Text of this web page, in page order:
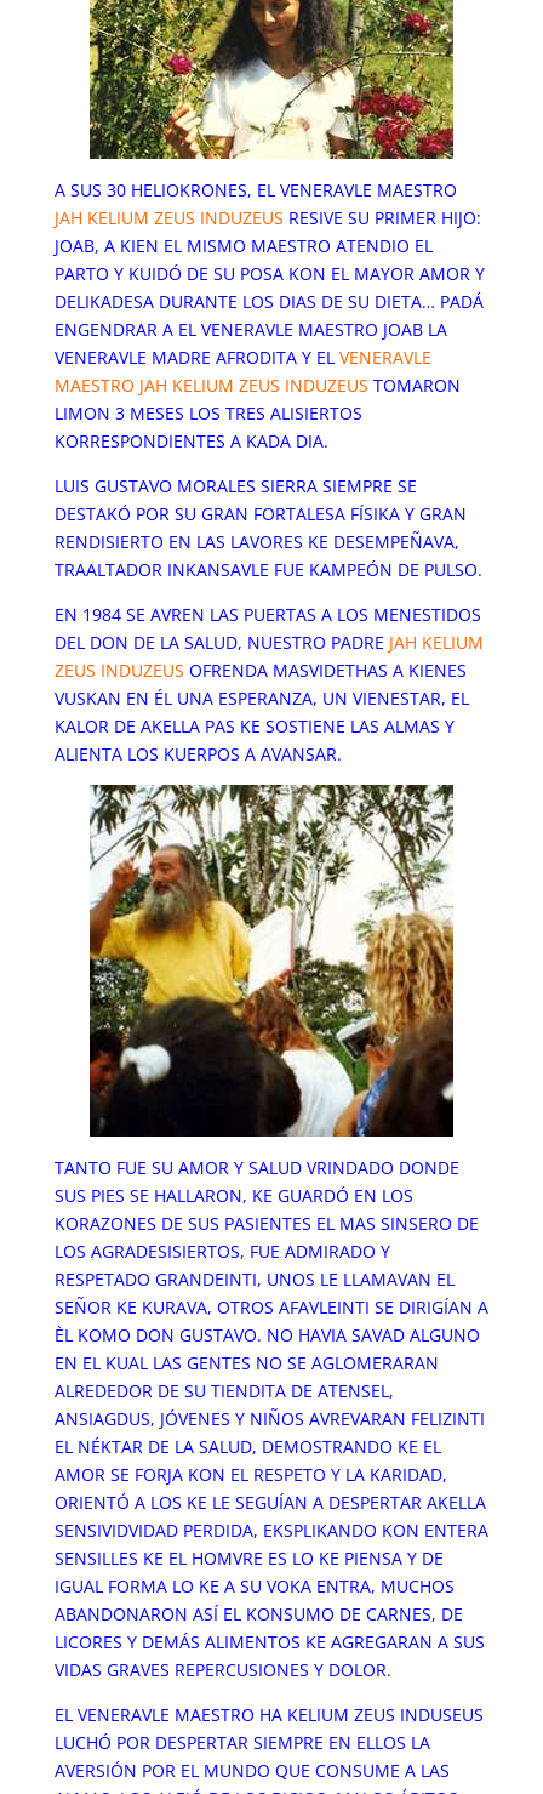
A SUS 30 HELIOKRONES, EL VENERAVLE MAESTRO
JAH KELIUM ZEUS INDUZEUS RESIVE SU PRIMER HIJO:
JOAB, A KIEN EL MISMO MAESTRO ATENDIO EL
PARTO Y KUIDÓ DE SU POSA KON EL MAYOR AMOR Y
DELIKADESA DURANTE LOS DIAS DE SU DIETA… PADÁ
ENGENDRAR A EL VENERAVLE MAESTRO JOAB LA
VENERAVLE MADRE AFRODITA Y EL VENERAVLE
MAESTRO JAH KELIUM ZEUS INDUZEUS TOMARON
LIMON 3 MESES LOS TRES ALISIERTOS
KORRESPONDIENTES A KADA DIA.
LUIS GUSTAVO MORALES SIERRA SIEMPRE SE
DESTAKÓ POR SU GRAN FORTALESA FÍSIKA Y GRAN
RENDISIERTO EN LAS LAVORES KE DESEMPEÑAVA,
TRAALTADOR INKANSAVLE FUE KAMPEÓN DE PULSO.
EN 1984 SE AVREN LAS PUERTAS A LOS MENESTIDOS
DEL DON DE LA SALUD, NUESTRO PADRE JAH KELIUM
ZEUS INDUZEUS OFRENDA MASVIDETHAS A KIENES
VUSKAN EN ÉL UNA ESPERANZA, UN VIENESTAR, EL
KALOR DE AKELLA PAS KE SOSTIENE LAS ALMAS Y
ALIENTA LOS KUERPOS A AVANSAR.
TANTO FUE SU AMOR Y SALUD VRINDADO DONDE
SUS PIES SE HALLARON, KE GUARDÓ EN LOS
KORAZONES DE SUS PASIENTES EL MAS SINSERO DE
LOS AGRADESISIERTOS, FUE ADMIRADO Y
RESPETADO GRANDEINTI, UNOS LE LLAMAVAN EL
SEÑOR KE KURAVA, OTROS AFAVLEINTI SE DIRIGÍAN A
ÈL KOMO DON GUSTAVO. NO HAVIA SAVAD ALGUNO
EN EL KUAL LAS GENTES NO SE AGLOMERARAN
ALREDEDOR DE SU TIENDITA DE ATENSEL,
ANSIAGDUS, JÓVENES Y NIÑOS AVREVARAN FELIZINTI
EL NÉKTAR DE LA SALUD, DEMOSTRANDO KE EL
AMOR SE FORJA KON EL RESPETO Y LA KARIDAD,
ORIENTÓ A LOS KE LE SEGUÍAN A DESPERTAR AKELLA
SENSIVIDVIDAD PERDIDA, EKSPLIKANDO KON ENTERA
SENSILLES KE EL HOMVRE ES LO KE PIENSA Y DE
IGUAL FORMA LO KE A SU VOKA ENTRA, MUCHOS
ABANDONARON ASÍ EL KONSUMO DE CARNES, DE
LICORES Y DEMÁS ALIMENTOS KE AGREGARAN A SUS
VIDAS GRAVES REPERCUSIONES Y DOLOR.
EL VENERAVLE MAESTRO HA KELIUM ZEUS INDUSEUS
LUCHÓ POR DESPERTAR SIEMPRE EN ELLOS LA
AVERSIÓN POR EL MUNDO QUE CONSUME A LAS